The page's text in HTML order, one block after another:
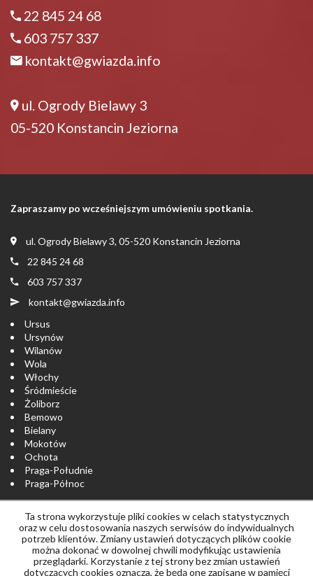
22 845 24 68
603 757 337
kontakt@gwiazda.info
ul. Ogrody Bielawy 3
05-520 Konstancin Jeziorna
Zapraszamy po wcześniejszym umówieniu spotkania.
ul. Ogrody Bielawy 3, 05-520 Konstancin Jeziorna
22 845 24 68
603 757 337
kontakt@gwiazda.info
Ursus
Ursynów
Wilanów
Wola
Włochy
Śródmieście
Żoliborz
Bemowo
Bielany
Mokotów
Ochota
Praga-Południe
Praga-Północ
Strona główna notatnik Skontaktuj się
Polityka prywatności
Ta strona wykorzystuje pliki cookies w celach statystycznych
oraz w celu dostosowania naszych serwisów do indywidualnych
potrzeb klientów. Zmiany ustawień dotyczących plików cookie
można dokonać w dowolnej chwili modyfikując ustawienia
przeglądarki. Korzystanie z tej strony bez zmian ustawień
dotyczących cookies oznacza, że będą one zapisane w pamięci